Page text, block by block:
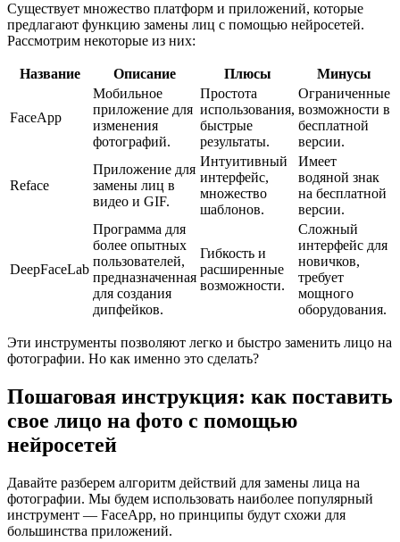
Существует множество платформ и приложений, которые
предлагают функцию замены лиц с помощью нейросетей.
Рассмотрим некоторые из них:
Название Описание Плюсы Минусы
FaceApp
Мобильное
приложение для
изменения
фотографий.
Простота
использования,
быстрые
результаты.
Ограниченные
возможности в
бесплатной
версии.
Reface
Приложение для
замены лиц в
видео и GIF.
Интуитивный
интерфейс,
множество
шаблонов.
Имеет
водяной знак
на бесплатной
версии.
DeepFaceLab
Программа для
более опытных
пользователей,
предназначенная
для создания
дипфейков.
Гибкость и
расширенные
возможности.
Сложный
интерфейс для
новичков,
требует
мощного
оборудования.
Эти инструменты позволяют легко и быстро заменить лицо на
фотографии. Но как именно это сделать?
Пошаговая инструкция: как поставить
свое лицо на фото с помощью
нейросетей
Давайте разберем алгоритм действий для замены лица на
фотографии. Мы будем использовать наиболее популярный
инструмент — FaceApp, но принципы будут схожи для
большинства приложений.